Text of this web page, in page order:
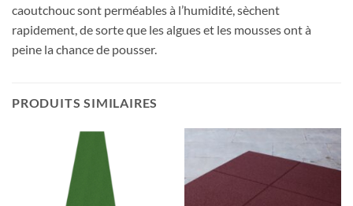
caoutchouc sont perméables à l’humidité, sèchent
rapidement, de sorte que les algues et les mousses ont à
peine la chance de pousser.
PRODUITS SIMILAIRES